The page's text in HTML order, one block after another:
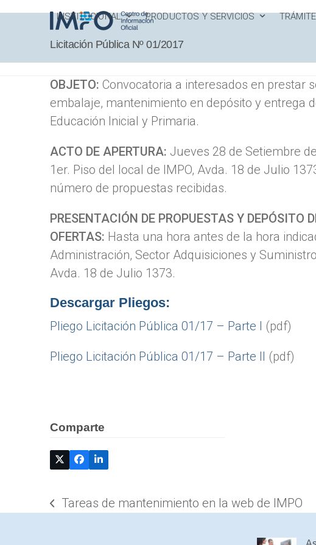
INSTITUCIONAL PRODUCTOS Y SERVICIOS
Licitación Pública Nº 01/2017
OBJETO: Convocatoria a interesados en prestar
embalaje, mantenimiento en depósito y entrega
Educación Inicial y Primaria.
ACTO DE APERTURA: Jueves 28 de Setiembre
1er. Piso del local de IMPO, Avda. 18 de Julio
número de propuestas recibidas.
PRESENTACIÓN DE PROPUESTAS Y
OFERTAS: Hasta una hora antes de la hora
Administración, Sector Adquisiciones y
Avda. 18 de Julio 1373.
Descargar Pliegos:
Pliego Licitación Pública 01/17 – Parte I (pdf)
Pliego Licitación Pública 01/17 – Parte II (pdf)
Comparte
previous
Tareas de mantenimiento en la web de IMPO